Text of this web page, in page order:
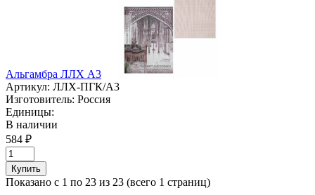
Альгамбра ЛЛХ А3
Артикул: ЛЛХ-ПГК/А3
Изготовитель: Россия
Единицы:
В наличии
584 ₽
Купить
Показано с 1 по 23 из 23 (всего 1 страниц)